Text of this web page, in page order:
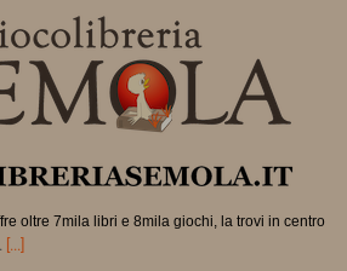
oltre 7mila libri e 8mila giochi, la trovi in centro
. [...]